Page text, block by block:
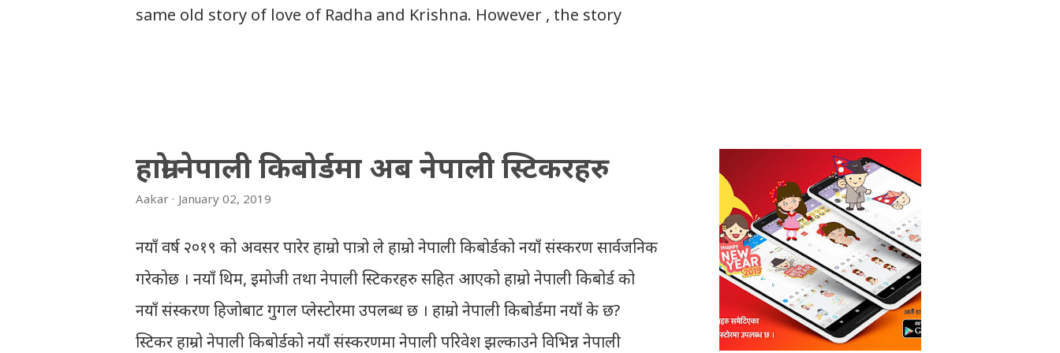
same old story of love of Radha and Krishna. However , the story
teenage they are separated (as in the traditional story) and Lord
Krishna has to go away leaving Vindraban for fulfilling the task for
which he has taken birth.This brings tragedy to Radha and all the
people in Vindraban. Radha waits for Krishna to arrive but he
seldom does. She is stubborn to go meet Krishna. Later she sets out
as a Yogini in a long voyage to search self, leaving her parents. She is
हाम्रो नेपाली किबोर्डमा अब नेपाली स्टिकरहरु
Aakar January 02, 2019
नयाँ वर्ष २०१९ को अवसर पारेर हाम्रो पात्रो ले हाम्रो नेपाली किबोर्डको नयाँ संस्करण सार्वजनिक
गरेकोछ । नयाँ थिम, इमोजी तथा नेपाली स्टिकरहरु सहित आएको हाम्रो नेपाली किबोर्ड को
नयाँ संस्करण हिजोबाट गुगल प्लेस्टोरमा उपलब्ध छ । हाम्रो नेपाली किबोर्डमा नयाँ के छ?
स्टिकर हाम्रो नेपाली किबोर्डको नयाँ संस्करणमा नेपाली परिवेश झल्काउने विभिन्न नेपाली